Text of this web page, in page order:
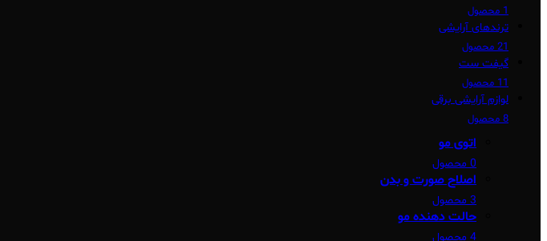
1 محصول
ترندهای آرایشی
21 محصول
گیفت ست
11 محصول
لوازم آرایشی برقی
8 محصول
اتوی مو
0 محصول
اصلاح صورت و بدن
3 محصول
حالت دهنده مو
4 محصول